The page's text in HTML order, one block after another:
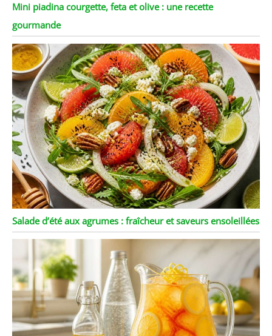
Mini piadina courgette, feta et olive : une recette
gourmande
Salade d’été aux agrumes : fraîcheur et saveurs ensoleillées